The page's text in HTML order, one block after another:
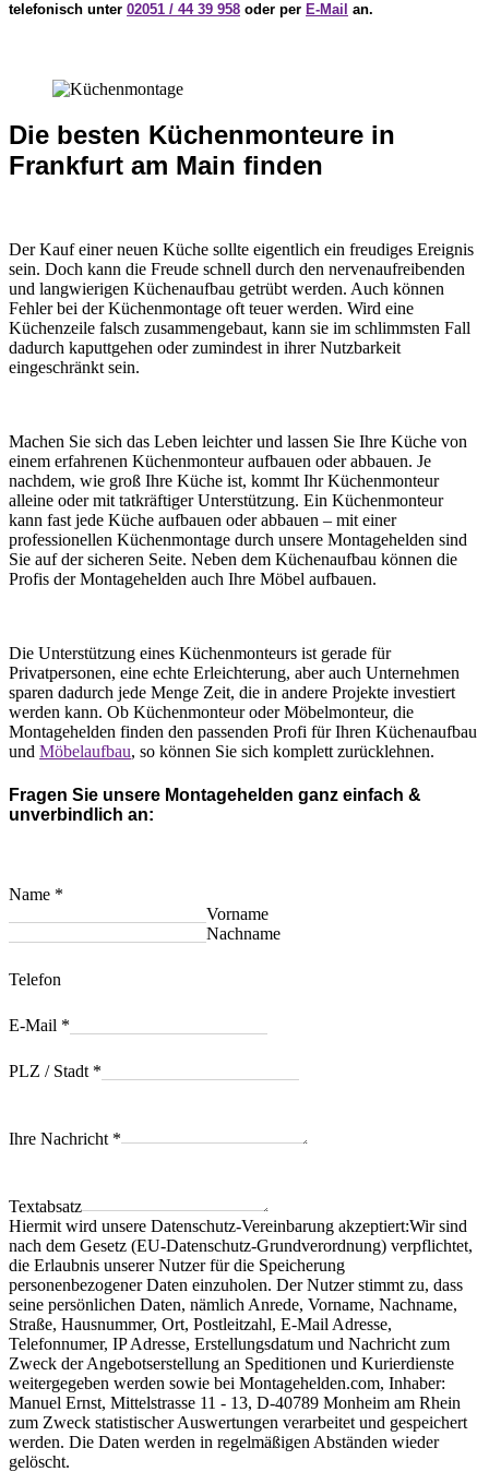
telefonisch unter 02051 / 44 39 958 oder per E-Mail an.
Die besten Küchenmonteure in
Frankfurt am Main finden
Der Kauf einer neuen Küche sollte eigentlich ein freudiges Ereignis
sein. Doch kann die Freude schnell durch den nervenaufreibenden
und langwierigen Küchenaufbau getrübt werden. Auch können
Fehler bei der Küchenmontage oft teuer werden. Wird eine
Küchenzeile falsch zusammengebaut, kann sie im schlimmsten Fall
dadurch kaputtgehen oder zumindest in ihrer Nutzbarkeit
eingeschränkt sein.
Machen Sie sich das Leben leichter und lassen Sie Ihre Küche von
einem erfahrenen Küchenmonteur aufbauen oder abbauen. Je
nachdem, wie groß Ihre Küche ist, kommt Ihr Küchenmonteur
alleine oder mit tatkräftiger Unterstützung. Ein Küchenmonteur
kann fast jede Küche aufbauen oder abbauen – mit einer
professionellen Küchenmontage durch unsere Montagehelden sind
Sie auf der sicheren Seite. Neben dem Küchenaufbau können die
Profis der Montagehelden auch Ihre Möbel aufbauen.
Die Unterstützung eines Küchenmonteurs ist gerade für
Privatpersonen, eine echte Erleichterung, aber auch Unternehmen
sparen dadurch jede Menge Zeit, die in andere Projekte investiert
werden kann. Ob Küchenmonteur oder Möbelmonteur, die
Montagehelden finden den passenden Profi für Ihren Küchenaufbau
und Möbelaufbau, so können Sie sich komplett zurücklehnen.
Fragen Sie unsere Montagehelden ganz einfach &
unverbindlich an:
Name *
Vorname
Nachname
Telefon
E-Mail *
PLZ / Stadt *
Ihre Nachricht *
Textabsatz
Hiermit wird unsere Datenschutz-Vereinbarung akzeptiert:Wir sind
nach dem Gesetz (EU-Datenschutz-Grundverordnung) verpflichtet,
die Erlaubnis unserer Nutzer für die Speicherung
personenbezogener Daten einzuholen. Der Nutzer stimmt zu, dass
seine persönlichen Daten, nämlich Anrede, Vorname, Nachname,
Straße, Hausnummer, Ort, Postleitzahl, E-Mail Adresse,
Telefonnumer, IP Adresse, Erstellungsdatum und Nachricht zum
Zweck der Angebotserstellung an Speditionen und Kurierdienste
weitergegeben werden sowie bei Montagehelden.com, Inhaber:
Manuel Ernst, Mittelstrasse 11 - 13, D-40789 Monheim am Rhein
zum Zweck statistischer Auswertungen verarbeitet und gespeichert
werden. Die Daten werden in regelmäßigen Abständen wieder
gelöscht.